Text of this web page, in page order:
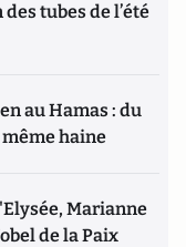
tubes de l’été
au Hamas : du
même haine
Marianne
de la Paix